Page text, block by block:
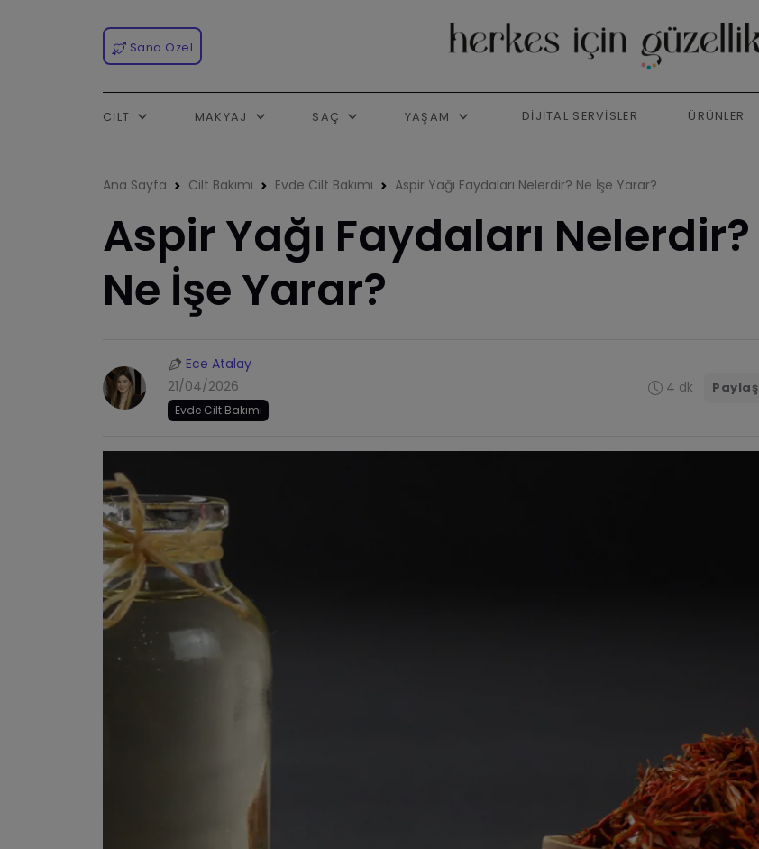
Sana Özel
CILT MAKYAJ SAÇ YAŞAM DIJITAL SERVISLER ÜRÜNLER
Ana Sayfa Cilt Bakımı Evde Cilt Bakımı Aspir Yağı Faydaları Nelerdir? Ne İşe Yarar?
Aspir Yağı Faydaları Nelerdir?
Ne İşe Yarar?
Ece Atalay
21/04/2026
Evde Cilt Bakımı
4 dk Paylaş